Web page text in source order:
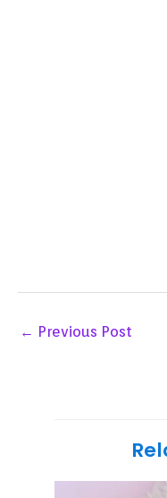
← Previous Post